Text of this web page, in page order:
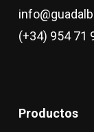
(+34) 954 71
Productos